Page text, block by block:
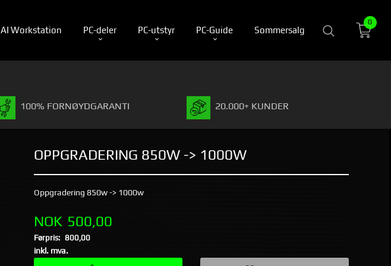
AI Workstation PC-deler PC-utstyr PC-Guide Sommersalg
0
100% FORNØYDGARANTI 20.000+ KUNDER
OPPGRADERING 850W -> 1000W
Oppgradering 850w -> 1000w
Tilbud
NOK 500,00
Førpris: 800,00
Rabatt
inkl. mva.